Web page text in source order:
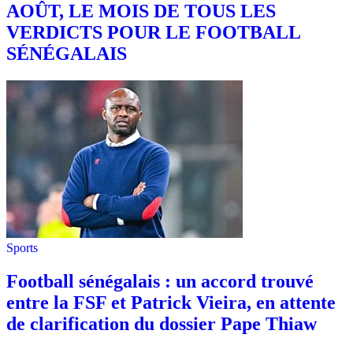
AOÛT, LE MOIS DE TOUS LES
VERDICTS POUR LE FOOTBALL
SÉNÉGALAIS
Sports
Football sénégalais : un accord trouvé
entre la FSF et Patrick Vieira, en attente
de clarification du dossier Pape Thiaw